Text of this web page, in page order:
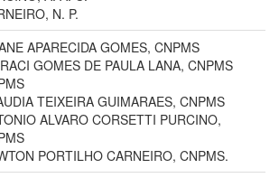
N. P.
APARECIDA GOMES, CNPMS
GOMES DE PAULA LANA, CNPMS
TEIXEIRA GUIMARAES, CNPMS
ALVARO CORSETTI PURCINO,
PORTILHO CARNEIRO, CNPMS.